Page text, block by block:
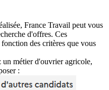
France Travail peut vous
d'offres. Ces
des critères que vous
un métier d'ouvrier agricole,
: